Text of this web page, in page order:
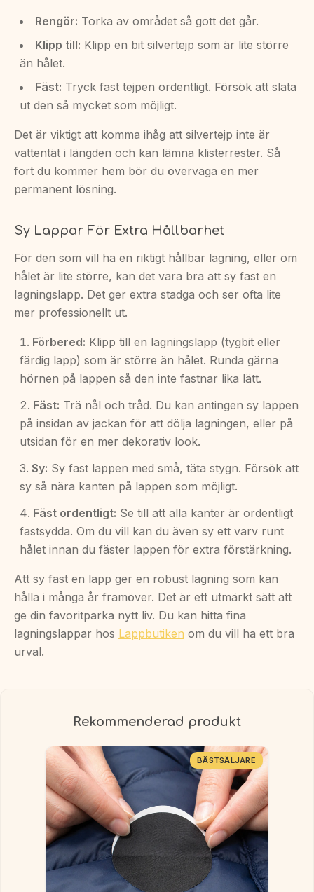
Rengör: Torka av området så gott det går.
Klipp till: Klipp en bit silvertejp som är lite större
än hålet.
Fäst: Tryck fast tejpen ordentligt. Försök att släta
ut den så mycket som möjligt.
Det är viktigt att komma ihåg att silvertejp inte är
vattentät i längden och kan lämna klisterrester. Så
fort du kommer hem bör du överväga en mer
permanent lösning.
Sy Lappar För Extra Hållbarhet
För den som vill ha en riktigt hållbar lagning, eller om
hålet är lite större, kan det vara bra att sy fast en
lagningslapp. Det ger extra stadga och ser ofta lite
mer professionellt ut.
Förbered: Klipp till en lagningslapp (tygbit eller
färdig lapp) som är större än hålet. Runda gärna
hörnen på lappen så den inte fastnar lika lätt.
Fäst: Trä nål och tråd. Du kan antingen sy lappen
på insidan av jackan för att dölja lagningen, eller på
utsidan för en mer dekorativ look.
Sy: Sy fast lappen med små, täta stygn. Försök att
sy så nära kanten på lappen som möjligt.
Fäst ordentligt: Se till att alla kanter är ordentligt
fastsydda. Om du vill kan du även sy ett varv runt
hålet innan du fäster lappen för extra förstärkning.
Att sy fast en lapp ger en robust lagning som kan
hålla i många år framöver. Det är ett utmärkt sätt att
ge din favoritparka nytt liv. Du kan hitta fina
lagningslappar hos Lappbutiken om du vill ha ett bra
urval.
Rekommenderad produkt
BÄSTSÄLJARE